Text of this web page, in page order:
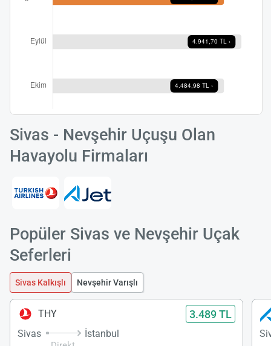
Sivas - Nevşehir Uçuşu Olan
Havayolu Firmaları
Popüler Sivas ve Nevşehir Uçak
Seferleri
Sivas Kalkışlı Nevşehir Varışlı
THY 3.489 TL
Sivas İstanbul